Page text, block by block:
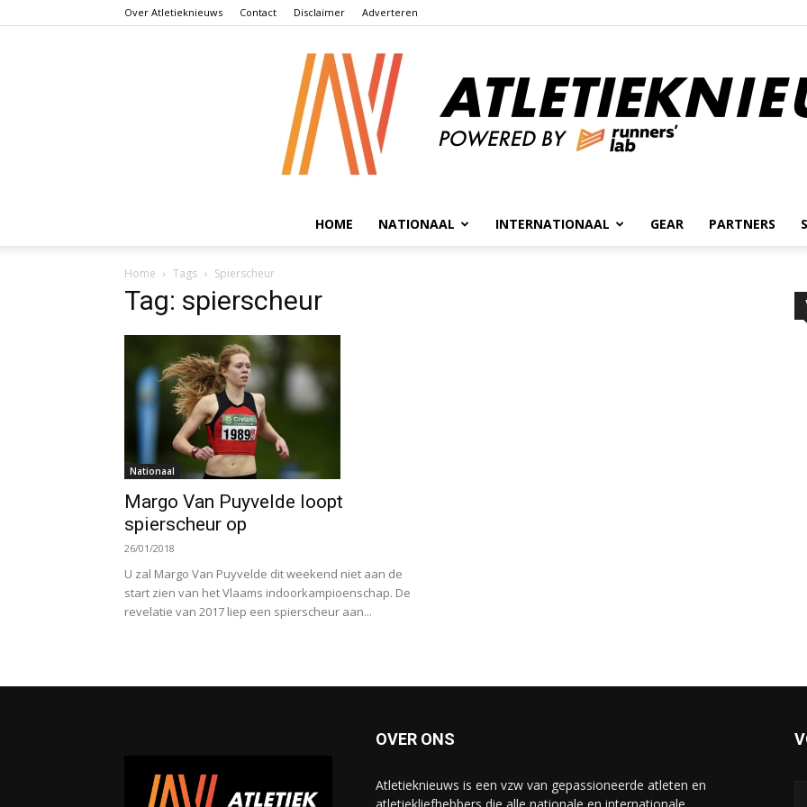
Over Atletieknieuws Contact Disclaimer Adverteren
HOME NATIONAAL INTERNATIONAAL GEAR PARTNERS
Home Tags Spierscheur
Tag: spierscheur
Nationaal
Margo Van Puyvelde loopt
spierscheur op
26/01/2018
U zal Margo Van Puyvelde dit weekend niet aan de
start zien van het Vlaams indoorkampioenschap. De
revelatie van 2017 liep een spierscheur aan...
OVER ONS
Atletieknieuws is een vzw van gepassioneerde atleten en